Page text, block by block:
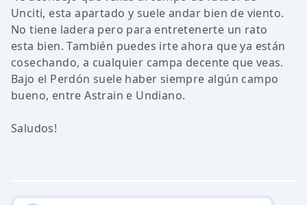
Unciti, esta apartado y suele andar bien de viento.
No tiene ladera pero para entretenerte un rato
esta bien. También puedes irte ahora que ya están
cosechando, a cualquier campa decente que veas.
Bajo el Perdón suele haber siempre algún campo
bueno, entre Astrain e Undiano.
Saludos!